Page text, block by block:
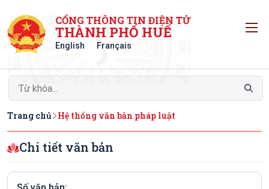
CỔNG THÔNG TIN ĐIỆN TỬ
THÀNH PHỐ HUẾ
English Français
Trang chủ Hệ thống văn bản pháp luật
Chi tiết văn bản